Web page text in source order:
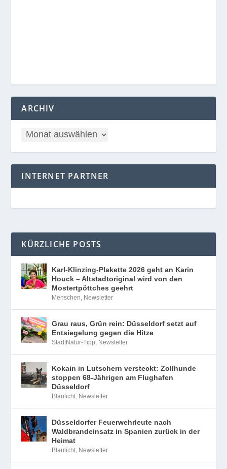
ARCHIV
INTERNET PARTNER
KÜRZLICHE POSTS
Karl-Klinzing-Plakette 2026 geht an Karin
Houck – Altstadtoriginal wird von den
Mostertpöttches geehrt
Menschen Newsletter
Grau raus, Grün rein: Düsseldorf setzt auf
Entsiegelung gegen die Hitze
StadtNatur-Tipp Newsletter
Kokain in Lutschern versteckt: Zollhunde
stoppen 68-Jährigen am Flughafen
Düsseldorf
Blaulicht Newsletter
Düsseldorfer Feuerwehrleute nach
Waldbrandeinsatz in Spanien zurück in der
Heimat
Blaulicht Newsletter